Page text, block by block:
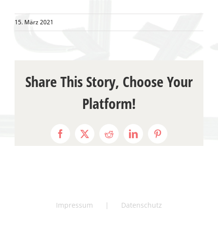
15. März 2021
Share This Story, Choose Your
Platform!
Facebook
X RedditLinkedInPinterest
Impressum Datenschutz